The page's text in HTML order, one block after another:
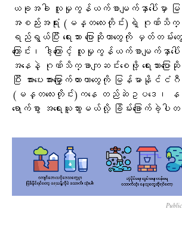
ယခုအခါ လူမှုကွန်ယက်စာမျက်နှာပေါ်မှာ
အစည်းအရုံး (မန္တလေးတိုင်း)ရဲ့ ဂုဏ်သိက္ခ
ရည်ရွယ်ပြီး ရေးသား ပြောဆိုတာတွေကို မှတ်တမ်
ကြောင်း၊ ဒါ့ကြောင့် လူမှုကွန်ယက်စာမျက်နှာပေါ်မှာ
အနေနဲ့ ဂုဏ်သိက္ခာကျဆင်းစေဖို့ ရေးသားပြ
ပြီး အားပေးအားမြှောက်ထားတာတွေကို မြန်မာ
(မန္တလေးတိုင်း)ကနေ တည်ဆဲဥပဒေ၊ န
ရောက်စွာ အရေးယူသွားမယ်လို့ ခြိမ်းခြောက်ခဲ့ပ